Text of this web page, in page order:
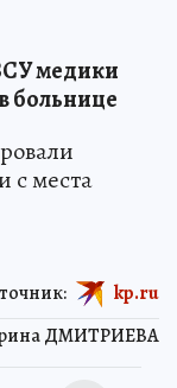
медики
больнице
с места
ДМИТРИЕВА
kp.ru